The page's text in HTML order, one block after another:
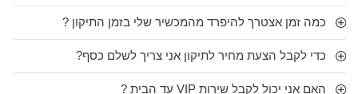
כמה זמן אצטרך להיפרד מהמכשיר שלי בזמן התיקון ?
כדי לקבל הצעת מחיר לתיקון אני צריך לשלם כסף?
האם אני יכול לקבל שירות VIP עד הבית ?